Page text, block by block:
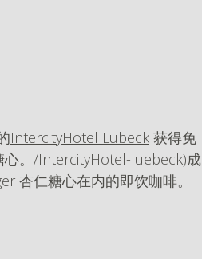
IntercityHotel Lübeck 获得免
心。/IntercityHotel-luebeck)成
杏仁糖心在内的即饮咖啡。